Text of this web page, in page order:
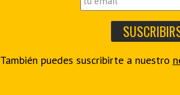
También puedes suscribirte a nuestro